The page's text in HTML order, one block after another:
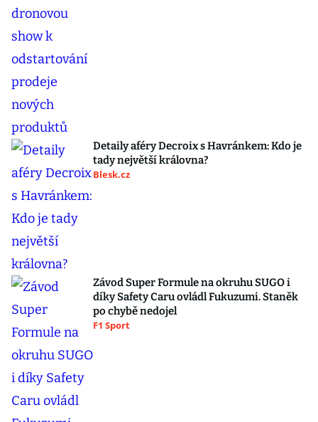
Detaily aféry Decroix s Havránkem: Kdo je
tady největší královna?
Blesk.cz
Závod Super Formule na okruhu SUGO i
díky Safety Caru ovládl Fukuzumi. Staněk
po chybě nedojel
F1 Sport